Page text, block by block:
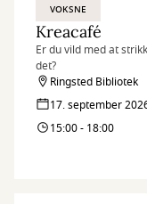
VOKSNE
Kreacafé
Er du vild med at
det?
Ringsted Bibliotek
17. september
15:00 - 18:00